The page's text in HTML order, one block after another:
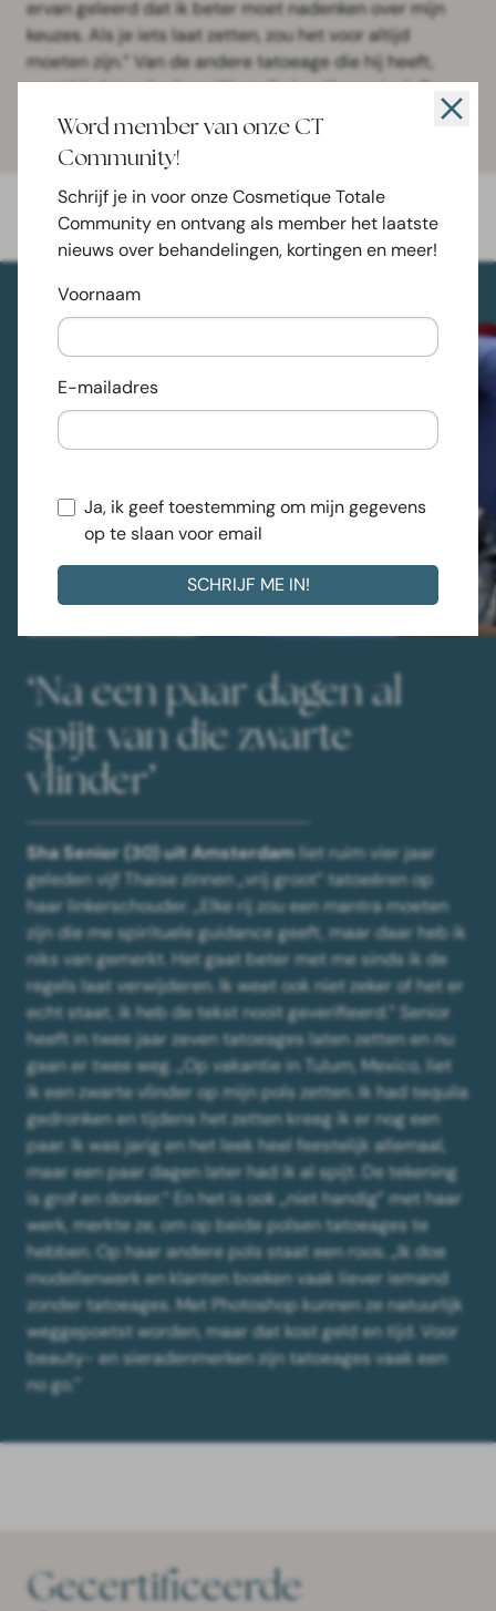
Word member van onze CT
Community!
Schrijf je in voor onze Cosmetique Totale
Community en ontvang als member het laatste
nieuws over behandelingen, kortingen en meer!
Voornaam
E-mailadres
Ja, ik geef toestemming om mijn gegevens
op te slaan voor email
ervan geleerd dat ik beter moet nadenken over mijn
keuzes. Als je iets laat zetten, zou het voor altijd
moeten zijn.” Van de andere tatoeage die hij heeft,
weet hij dat wel zeker: „Want die is wél speciaal. Op
mijn pols staat een foto van mijn overleden moeder.”
‘Na een paar dagen al
spijt van die zwarte
vlinder’
Sha Senior (30) uit Amsterdamliet ruim vier jaar
geleden vijf Thaise zinnen „vrij groot” tatoeëren op
haar linkerschouder. „Elke rij zou een mantra moeten
zijn die me spirituele guidance geeft, maar daar heb ik
niks van gemerkt. Het gaat beter met me sinds ik de
regels laat verwijderen. Ik weet ook niet zeker of het er
echt staat, ik heb de tekst nooit geverifieerd.” Senior
heeft in twee jaar zeven tatoeages laten zetten en nu
gaan er twee weg. „Op vakantie in Tulum, Mexico, liet
ik een zwarte vlinder op mijn pols zetten. Ik had tequila
gedronken en tijdens het zetten kreeg ik er nog een
paar. Ik was jarig en het leek heel feestelijk allemaal,
maar een paar dagen later had ik al spijt. De tekening
is grof en donker.” En het is ook „niet handig” met haar
werk, merkte ze, om op beide polsen tatoeages te
hebben. Op haar andere pols staat een roos. „Ik doe
modellenwerk en klanten boeken vaak liever iemand
zonder tatoeages. Met Photoshop kunnen ze natuurlijk
weggepoetst worden, maar dat kost geld en tijd. Voor
beauty- en sieradenmerken zijn tatoeages vaak een
no go.”
Gecertificeerde